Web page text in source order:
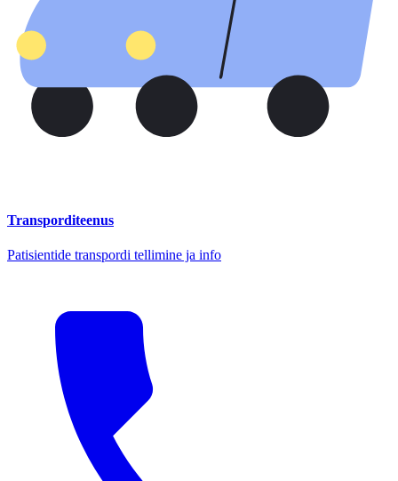
Transporditeenus
Patisientide transpordi tellimine ja info